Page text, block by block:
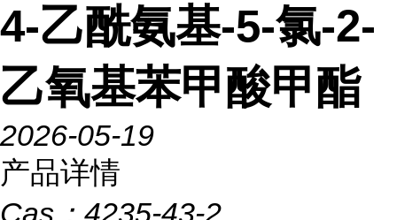
4-乙酰氨基-5-氯-2-
乙氧基苯甲酸甲酯
2026-05-19
产品详情
Cas： 4235-43-2